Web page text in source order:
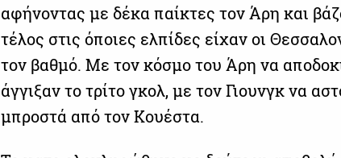
αφήνοντας με δέκα παίκτες τον Άρη και
τέλος στις όποιες ελπίδες είχαν οι
τον βαθμό. Με τον κόσμο του Άρη να
άγγιξαν το τρίτο γκολ, με τον Γιουνγκ να
μπροστά από τον Κουέστα.